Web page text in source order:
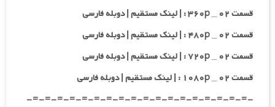
قسمت ۰۲ _ ۳۶۰p : | لینک مستقیم | دوبله فارسی
قسمت ۰۲ _ ۴۸۰p : | لینک مستقیم | دوبله فارسی
قسمت ۰۲ _ ۷۲۰p : | لینک مستقیم | دوبله فارسی
قسمت ۰۲ _ ۱۰۸۰p : | لینک مستقیم | دوبله فارسی
-=-=-=-=-=-=-=-=-=-=-=-=-=-=-=-=-=-=-